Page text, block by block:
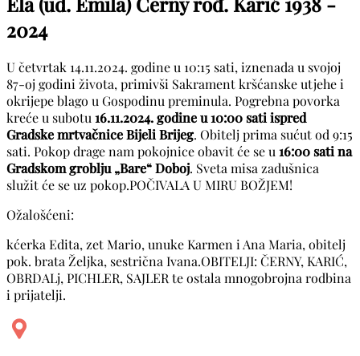
2024
U četvrtak 14.11.2024. godine u 10:15 sati, iznenada u svojoj
87-oj godini života, primivši Sakrament kršćanske utjehe i
okrijepe blago u Gospodinu preminula. Pogrebna povorka
kreće u subotu 16.11.2024. godine u 10:00 sati ispred
Gradske mrtvačnice Bijeli Brijeg. Obitelj prima sućut od 9:15
sati. Pokop drage nam pokojnice obavit će se u 16:00 sati na
Gradskom groblju „Bare“ Doboj. Sveta misa zadušnica
služit će se uz pokop.POČIVALA U MIRU BOŽJEM!
Ožalošćeni:
kćerka Edita, zet Mario, unuke Karmen i Ana Maria, obitelj
pok. brata Željka, sestrična Ivana.OBITELJI: ČERNY, KARIĆ,
OBRDALj, PICHLER, SAJLER te ostala mnogobrojna rodbina
i prijatelji.